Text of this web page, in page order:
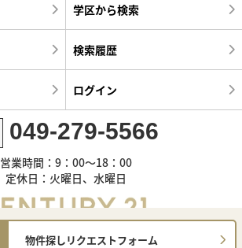
物件探しリクエストフォーム
学区から検索
検索履歴
ログイン
049-279-5566
営業時間：9：00～18：00
定休日：火曜日、水曜日